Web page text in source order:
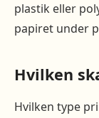
plastik eller
papiret under
Hvilken
Hvilken type